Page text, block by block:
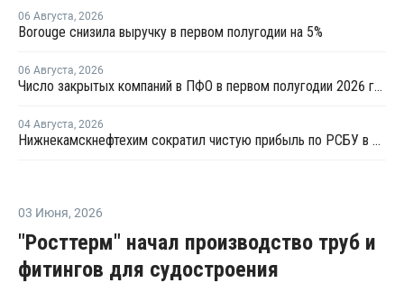
06 Августа, 2026
Borouge снизила выручку в первом полугодии на 5%
06 Августа, 2026
Число закрытых компаний в ПФО в первом полугодии 2026 года вдвое превысило число новых
04 Августа, 2026
Нижнекамскнефтехим сократил чистую прибыль по РСБУ в 15 раз в первом полугодии
03 Июня, 2026
"Росттерм" начал производство труб и
фитингов для судостроения